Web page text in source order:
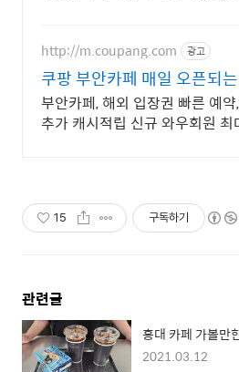
의 신규 상품 업로드
http://m.coupang.com 광고
쿠팡 부안카페 매일 오픈되
부안카페, 해외 입장권 빠른 예
추가 캐시적립 신규 와우회원
15 구독하기
관련글
홍대 카페 가볼만
2021.03.12